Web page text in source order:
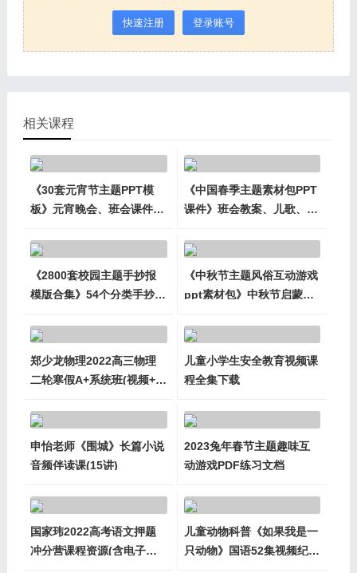
快速注册 登录账号
相关课程
《30套元宵节主题PPT模
板》元宵晚会、班会课件幻
《中国春季主题素材包PPT
课件》班会教案、儿歌、绘
《2800套校园主题手抄报
模版合集》54个分类手抄报
《中秋节主题风俗互动游戏
ppt素材包》中秋节启蒙认
郑少龙物理2022高三物理
二轮寒假A+系统班(视频+课
儿童小学生安全教育视频课
程全集下载
申怡老师《围城》长篇小说
音频伴读课(15讲)
2023兔年春节主题趣味互
动游戏PDF练习文档
国家玮2022高考语文押题
冲分营课程资源(含电子课
儿童动物科普《如果我是一
只动物》国语52集视频纪录